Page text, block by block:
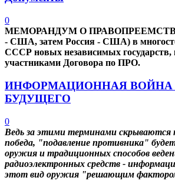
0
МЕМОРАНДУМ О ПРАВОПРЕЕМСТВЕ
- США, затем Россия - США) в
СССР новых независимых государств,
участниками Договора по ПРО.
ИНФОРМАЦИОННАЯ
БУДУЩЕГО
0
Ведь за этими терминами скрываются
победа, "подавление противника"
оружия и традиционных способов
радиоэлектронных средств -
этот вид оружия "решающим